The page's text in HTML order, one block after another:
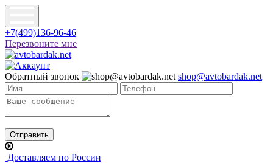
+7(499)136-96-46
Перезвоните мне
Обратный звонок shop@avtobardak.net
Доставляем по России